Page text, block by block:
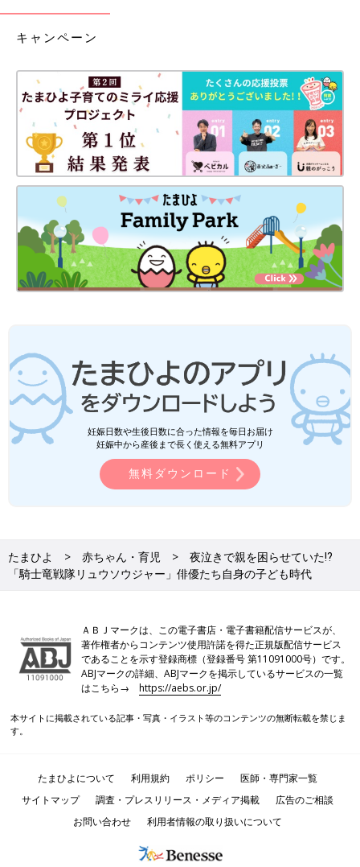
キャンペーン
妊娠日数や生後日数に合った情報を毎日お届け
妊娠中から産後まで長く使える無料アプリ
無料ダウンロード
たまひよ 赤ちゃん・育児
夜泣きで親を困らせていた⁉
「騎士竜戦隊リュウソウジャー」俳優たち自身の子ども時代
ＡＢＪマークは、この電子書店・電子書籍配信サービスが、
著作権者からコンテンツ使用許諾を得た正規版配信サービス
であることを示す登録商標（登録番号 第11091000号）です。
ABJマークの詳細、ABJマークを掲示しているサービスの一覧
はこちら→https://aebs.or.jp/
本サイトに掲載されている記事・写真・イラスト等のコンテンツの無断転載を禁じま
す。
たまひよについて 利用規約 ポリシー
医師・専門家一覧
サイトマップ
調査・プレスリリース・メディア掲載
広告のご相談
お問い合わせ
利用者情報の取り扱いについて